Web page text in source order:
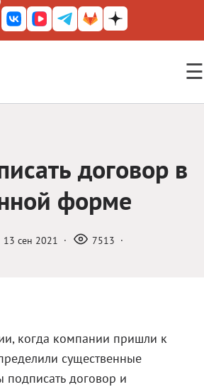
☰
Железный почтовый ящик
КриптоАРМ Mobile
КриптоАРМ ID
Блог
Документация
договор в
форме
13 сен 2021 · 7513 ·
когда компании пришли к
существенные
подписать договор и